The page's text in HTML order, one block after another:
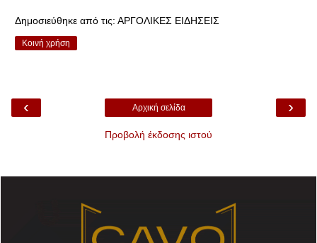
Δημοσιεύθηκε από τις: ΑΡΓΟΛΙΚΕΣ ΕΙΔΗΣΕΙΣ
Κοινή χρήση
‹ ›
Αρχική σελίδα
Προβολή έκδοσης ιστού